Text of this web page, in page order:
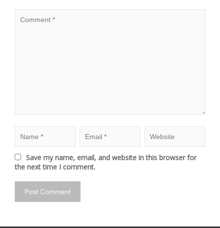
Save my name, email, and website in this browser for
the next time I comment.